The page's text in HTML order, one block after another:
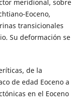
meridional, sobre
Eoceno,
transicionales
Su deformación se
de la
de edad Eoceno a
en el Eoceno